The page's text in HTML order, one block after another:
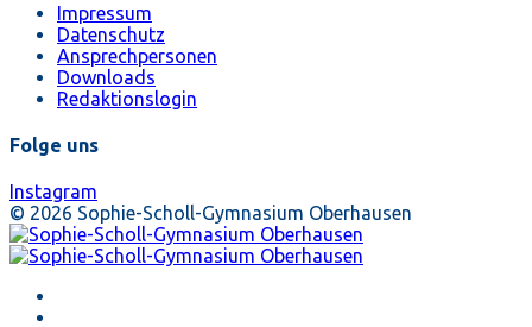
Impressum
Datenschutz
Ansprechpersonen
Downloads
Redaktionslogin
Folge uns
Instagram
© 2026 Sophie-Scholl-Gymnasium Oberhausen